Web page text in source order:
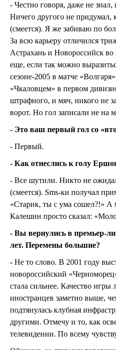
- Честно говоря, даже не знал,
Ничего другого не придумал,
(смеется). Я же забиваю по
За всю карьеру отличился
Астрахань и Новороссийск
еще, если так можно
сезоне-2005 в матче
«Чкаловцем» в первом
штрафного, и мяч, никого не
ворот. Но гол записали не на
- Это ваш первый гол со
- Первый.
- Как отнеслись к голу
- Все шутили. Никто не
(смеется). Sms-ки получал
«Старик, ты с ума сошел?!»
Калешин просто сказал:
- Вы вернулись в премьер-
лет. Перемены большие?
- Не то слово. В 2001 году
новороссийский
стала сильнее. Качество игры
иностранцев заметно выше,
подтянулась клубная
другими. Отмечу и то, как
телевидении. По всему